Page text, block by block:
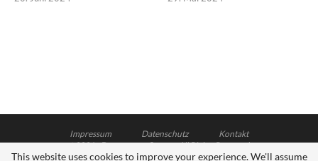
Impressum Datenschutz
Kontakt
@2021 - Dagmar von Cramm. All Rights Reserved.
Soledad Theme - Designed and Developed by Hubertus Stock
This website uses cookies to improve your experience. We'll assume